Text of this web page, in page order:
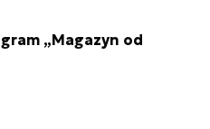
„Magazyn od